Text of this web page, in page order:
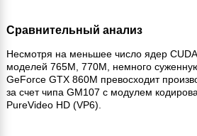
Сравнительный анализ
Несмотря на меньшее число ядер
моделей 765M, 770M, немного
GeForce GTX 860M превосходит
за счет чипа GM107 с модулем
PureVideo HD (VP6).